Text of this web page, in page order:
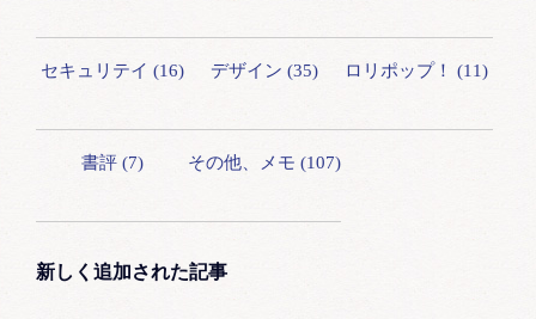
セキュリテイ (16) デザイン (35) ロリポップ！ (11)
書評 (7) その他、メモ (107)
新しく追加された記事